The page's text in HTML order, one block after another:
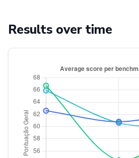
Results over time